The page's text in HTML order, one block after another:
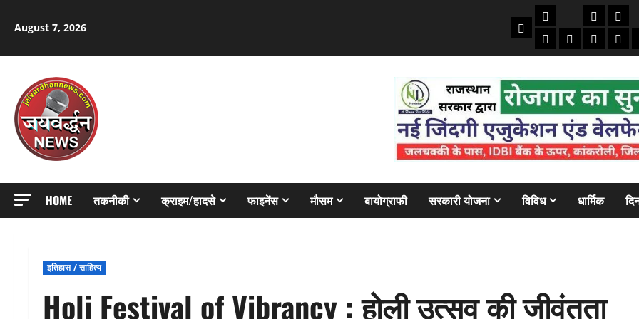
August 7, 2026 Home
तकनीकी
ऑटो
मोबाइल
क्राइम/
अजबबैंक
HOME तकनीकी क्राइम/हादसे फाइनेंस मौसम बायोग्राफी सरकारी योजना विविध धार्मिक
इतिहास / साहित्य
Holi Festival of Vibrancy : होली उत्सव की जीवंतता